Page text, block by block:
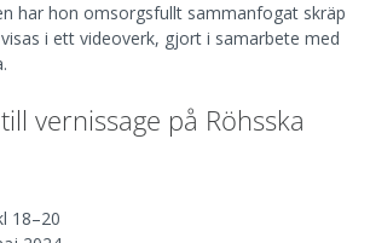
har hon omsorgsfullt sammanfogat skräp
i ett videoverk, gjort i samarbete med
vernissage på Röhsska
18–20